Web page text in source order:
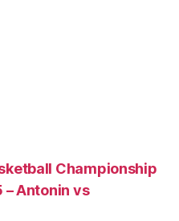
Championship
Antonin vs